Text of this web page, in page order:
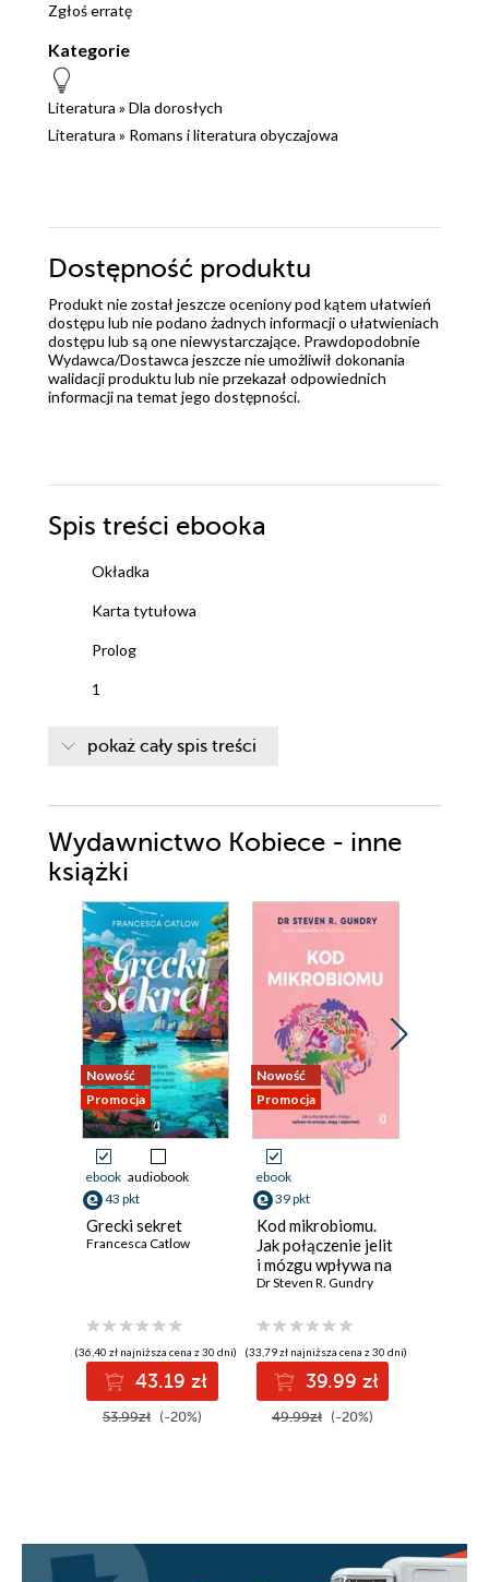
Zgłoś erratę
Kategorie
Literatura » Dla dorosłych
Literatura » Romans i literatura obyczajowa
Dostępność produktu
Produkt nie został jeszcze oceniony pod kątem ułatwień
dostępu lub nie podano żadnych informacji o ułatwieniach
dostępu lub są one niewystarczające. Prawdopodobnie
Wydawca/Dostawca jeszcze nie umożliwił dokonania
walidacji produktu lub nie przekazał odpowiednich
informacji na temat jego dostępności.
Spis treści ebooka
Okładka
Karta tytułowa
Prolog
1
4
5
6
8
9
10
11
12
13
14
15
17
18
19
23
pokaż cały spis treści
Wydawnictwo Kobiece - inne
książki
Nowość
Promocja
ebook audiobook
43 pkt
Grecki sekret
Francesca Catlow
(36,40 zł najniższa cena z 30 dni)
43.19 zł
53.99zł (-20%)
Nowość
Promocja
ebook
39 pkt
Kod mikrobiomu.
Jak połączenie jelit
i mózgu wpływa na
emocje, wagę i
Dr Steven R. Gundry
(33,79 zł najniższa cena z 30 dni)
39.99 zł
49.99zł (-20%)